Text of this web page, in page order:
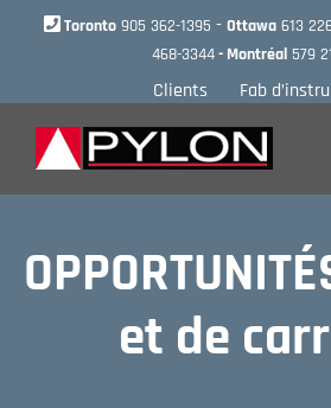
Toronto 905 362-1395 - Ottawa 613
468-3344- Montréal 579
Clients Fab
et de